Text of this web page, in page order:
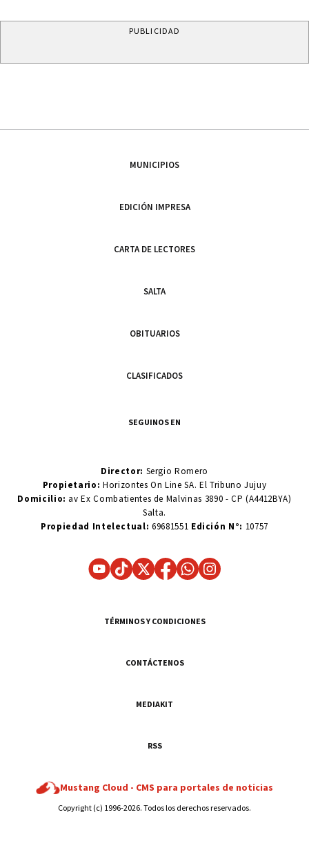
PUBLICIDAD
MUNICIPIOS
EDICIÓN IMPRESA
CARTA DE LECTORES
SALTA
OBITUARIOS
CLASIFICADOS
SEGUINOS EN
Director: Sergio Romero
Propietario:Horizontes On Line SA. El Tribuno Jujuy
Domicilio: av Ex Combatientes de Malvinas 3890 - CP (A4412BYA)
Salta.
Propiedad Intelectual: 69681551 Edición N°: 10757
TÉRMINOS Y CONDICIONES
CONTÁCTENOS
MEDIAKIT
RSS
Mustang Cloud - CMS para portales de noticias
Copyright (c) 1996-2026. Todos los derechos reservados.